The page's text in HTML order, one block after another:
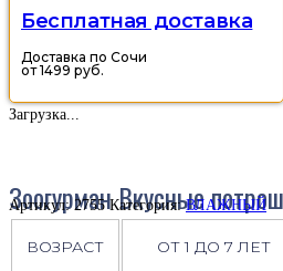
Бесплатная доставка
Доставка по Сочи
от 1499 руб.
Загрузка...
Зоогурман Вкусные
Артикул:2755 Категория:ВЛАЖНЫЙ
ВОЗРАСТ ОТ 1 ДО 7 ЛЕТ